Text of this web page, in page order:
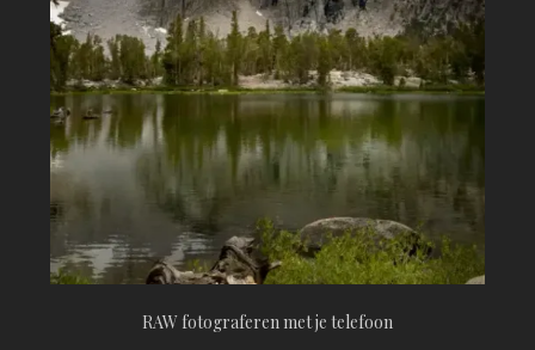
RAW fotograferen met je telefoon